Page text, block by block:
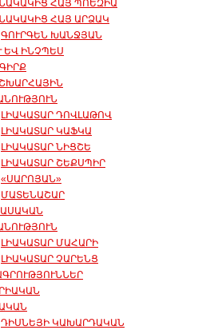
ՀԱՅ ՊՈԵԶԻԱ
ՀԱՅ ԱՐՁԱԿ
ԳՈՒՐԳԵՆ ԽԱՆՋՅԱՆ
ԵՎ ԻՆՉՊԵՍ
ԼԻԱԿԱՏԱՐ ԴՈՎԼԱԹՈՎ
ԼԻԱԿԱՏԱՐ ԿԱՖԿԱ
ԼԻԱԿԱՏԱՐ ՆԻՑՇԵ
ԼԻԱԿԱՏԱՐ ՇԵՔՍՊԻՐ
«ՍԱՐՈՅԱՆ»
ՄԱՏԵՆԱՇԱՐ
ԼԻԱԿԱՏԱՐ ՄԱՀԱՐԻ
ԼԻԱԿԱՏԱՐ ՉԱՐԵՆՑ
ԴԻՍՆԵՅԻ ԿԱԽԱՐԴԱԿԱՆ